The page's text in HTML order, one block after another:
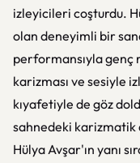
izleyicileri coşturdu.
olan deneyimli bir
performansıyla genç
karizması ve sesiyle
kıyafetiyle de göz
sahnedeki karizmatik
Hülya Avşar'ın yanı